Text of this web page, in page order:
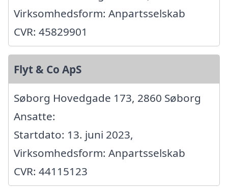
Virksomhedsform: Anpartsselskab
CVR: 45829901
Flyt & Co ApS
Søborg Hovedgade 173, 2860 Søborg
Ansatte:
Startdato: 13. juni 2023,
Virksomhedsform: Anpartsselskab
CVR: 44115123